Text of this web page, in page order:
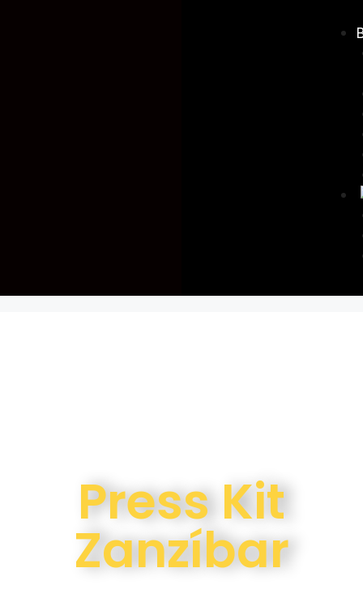
Press Kit
Zanzíbar